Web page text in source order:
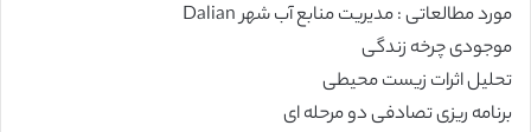
مورد مطالعاتی : مدیریت منابع آب شهر Dalian
موجودی چرخه زندگی
تحلیل اثرات زیست محیطی
برنامه ریزی تصادفی دو مرحله ای